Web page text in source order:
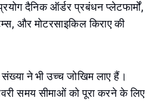
दैनिक ऑर्डर प्रबंधन प्लेटफार्मों,
और मोटरसाइकिल किराए की
संख्या ने भी उच्च जोखिम लाए हैं।
समय सीमाओं को पूरा करने के लिए